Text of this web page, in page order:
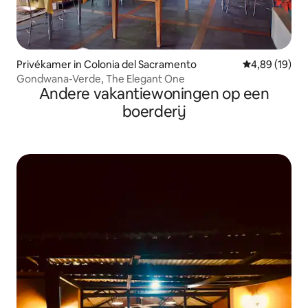
Privékamer in Colonia del Sacramento Gemiddelde
4,89 (19)
Gondwana-Verde, The Elegant One
Andere vakantiewoningen op een
boerderij